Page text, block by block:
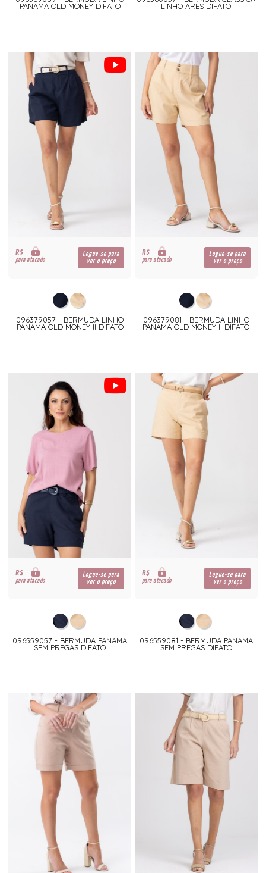
PANAMA OLD MONEY DIFATO LINHO ARES DIFATO
R$
para atacado
Logue-se para
ver o preço
096379057 - BERMUDA LINHO
PANAMA OLD MONEY II DIFATO
R$
para atacado
Logue-se para
ver o preço
096379081 - BERMUDA LINHO
PANAMA OLD MONEY II DIFATO
R$
para atacado
Logue-se para
ver o preço
096559057 - BERMUDA PANAMA
SEM PREGAS DIFATO
R$
para atacado
Logue-se para
ver o preço
096559081 - BERMUDA PANAMA
SEM PREGAS DIFATO